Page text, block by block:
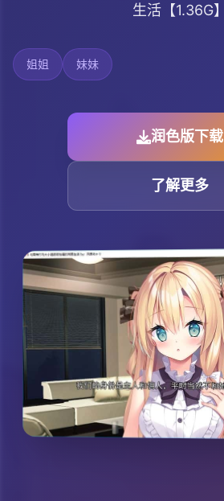
生活【1.36G】
姐姐 妹妹
润色版下载
了解更多